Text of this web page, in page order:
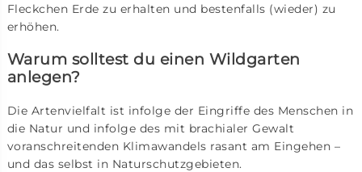
Fleckchen Erde zu erhalten und bestenfalls (wieder) zu
erhöhen.
Warum solltest du einen Wildgarten
anlegen?
Die Artenvielfalt ist infolge der Eingriffe des Menschen in
die Natur und infolge des mit brachialer Gewalt
voranschreitenden Klimawandels rasant am Eingehen –
und das selbst in Naturschutzgebieten.